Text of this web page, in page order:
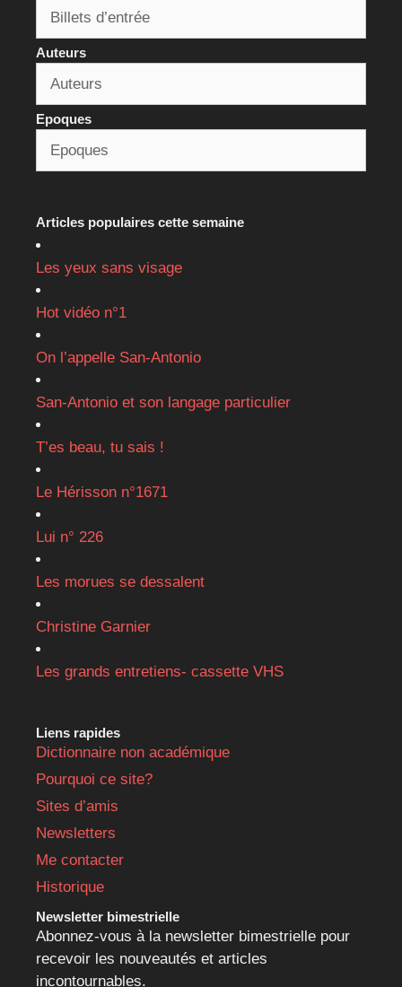
Auteurs
Epoques
Articles populaires cette semaine
Les yeux sans visage
Hot vidéo n°1
On l’appelle San-Antonio
San-Antonio et son langage particulier
T’es beau, tu sais !
Le Hérisson n°1671
Lui n° 226
Les morues se dessalent
Christine Garnier
Les grands entretiens- cassette VHS
Liens rapides
Dictionnaire non académique
Pourquoi ce site?
Sites d’amis
Newsletters
Me contacter
Historique
Newsletter bimestrielle
Abonnez-vous à la newsletter bimestrielle pour
recevoir les nouveautés et articles
incontournables.